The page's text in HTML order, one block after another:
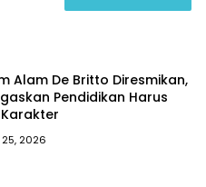
Alam De Britto Diresmikan,
Pendidikan Harus
2026